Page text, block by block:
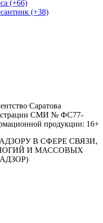
(+66)
(+38)
Саратова
СМИ № ФС77-
продукции: 16+
В СФЕРЕ СВЯЗИ,
И МАССОВЫХ